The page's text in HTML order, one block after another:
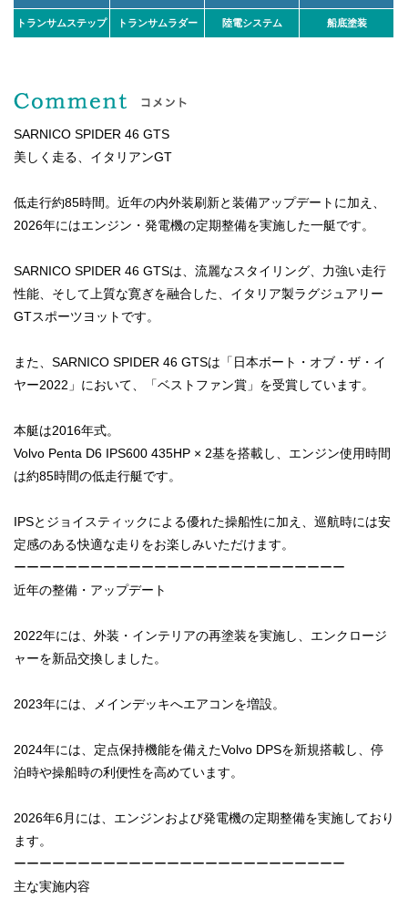
トランサムステップ トランサムラダー 陸電システム 船底塗装
SARNICO SPIDER 46 GTS
美しく走る、イタリアンGT
低走行約85時間。近年の内外装刷新と装備アップデートに加え、
2026年にはエンジン・発電機の定期整備を実施した一艇です。
SARNICO SPIDER 46 GTSは、流麗なスタイリング、力強い走行
性能、そして上質な寛ぎを融合した、イタリア製ラグジュアリー
GTスポーツヨットです。
また、SARNICO SPIDER 46 GTSは「日本ボート・オブ・ザ・イ
ヤー2022」において、「ベストファン賞」を受賞しています。
本艇は2016年式。
Volvo Penta D6 IPS600 435HP × 2基を搭載し、エンジン使用時間
は約85時間の低走行艇です。
IPSとジョイスティックによる優れた操船性に加え、巡航時には安
定感のある快適な走りをお楽しみいただけます。
ーーーーーーーーーーーーーーーーーーーーーーーーーー
近年の整備・アップデート
2022年には、外装・インテリアの再塗装を実施し、エンクロージ
ャーを新品交換しました。
2023年には、メインデッキへエアコンを増設。
2024年には、定点保持機能を備えたVolvo DPSを新規搭載し、停
泊時や操船時の利便性を高めています。
2026年6月には、エンジンおよび発電機の定期整備を実施しており
ます。
ーーーーーーーーーーーーーーーーーーーーーーーーーー
主な実施内容